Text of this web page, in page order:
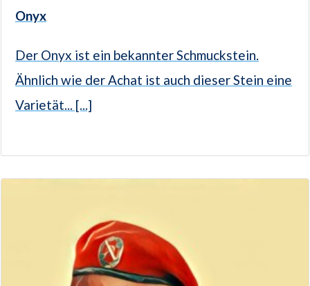
Onyx
Der Onyx ist ein bekannter Schmuckstein.
Ähnlich wie der Achat ist auch dieser Stein eine
Varietät... [...]